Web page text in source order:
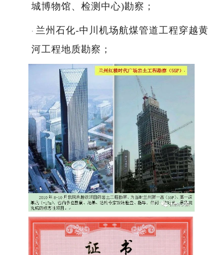
城博物馆、检测中心)勘察；
· 兰州石化-中川机场航煤管道工程穿越黄
河工程地质勘察；